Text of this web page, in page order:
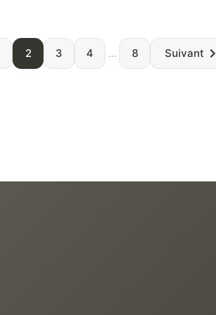
Pagination
2 3 4 … 8 Suivant